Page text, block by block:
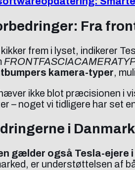
Fra
frem i lyset, indikerer
kamera-typer,
ikke blot præcisionen i
– noget vi tidligere har set
i
gælder også Tesla-ejere i
er understøttelsen af